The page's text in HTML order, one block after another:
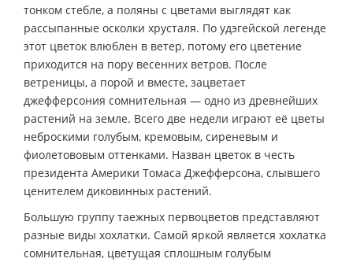
тонком стебле, а поляны с цветами выглядят как
рассыпанные осколки хрусталя. По удэгейской легенде
этот цветок влюблен в ветер, потому его цветение
приходится на пору весенних ветров. После
ветреницы, а порой и вместе, зацветает
джефферсония сомнительная — одно из древнейших
растений на земле. Всего две недели играют её цветы
неброскими голубым, кремовым, сиреневым и
фиолетововым оттенками. Назван цветок в честь
президента Америки Томаса Джефферсона, слывшего
ценителем диковинных растений.
Большую группу таежных первоцветов представляют
разные виды хохлатки. Самой яркой является хохлатка
сомнительная, цветущая сплошным голубым